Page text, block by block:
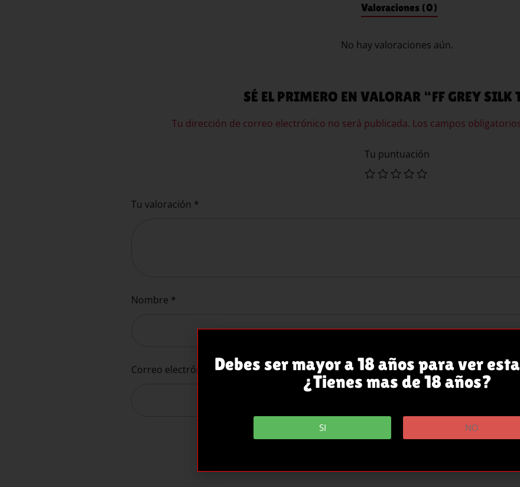
Valoraciones (0)
No hay valoraciones aún.
SÉ EL PRIMERO EN VALORAR “FF GREY SILK
Tu dirección de correo electrónico no será publicada. Los campos
Tu puntuación
Tu valoración *
Nombre *
Correo electrónico*
Debes ser mayor a 18 años para ver
¿Tienes mas de 18 años?
SI NO